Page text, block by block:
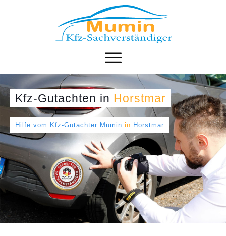
Kfz-Gutachten in Horstmar
Hilfe vom Kfz-Gutachter Mumin in Horstmar